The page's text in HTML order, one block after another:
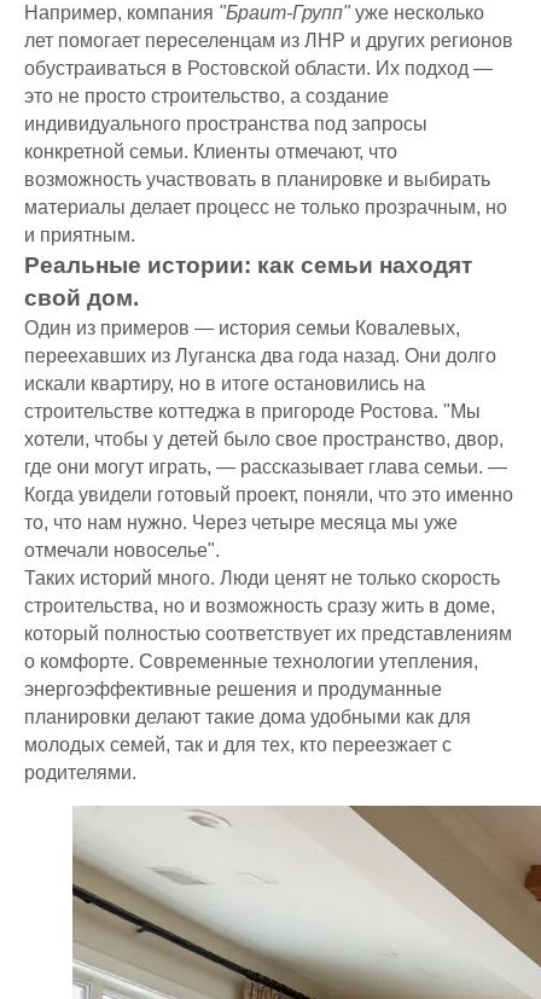
Например, компания "Браит-Групп"уже несколько
лет помогает переселенцам из ЛНР и других регионов
обустраиваться в Ростовской области. Их подход —
это не просто строительство, а создание
индивидуального пространства под запросы
конкретной семьи. Клиенты отмечают, что
возможность участвовать в планировке и выбирать
материалы делает процесс не только прозрачным, но
и приятным.
Реальные истории: как семьи находят
свой дом.
Один из примеров — история семьи Ковалевых,
переехавших из Луганска два года назад. Они долго
искали квартиру, но в итоге остановились на
строительстве коттеджа в пригороде Ростова. "Мы
хотели, чтобы у детей было свое пространство, двор,
где они могут играть, — рассказывает глава семьи. —
Когда увидели готовый проект, поняли, что это именно
то, что нам нужно. Через четыре месяца мы уже
отмечали новоселье".
Таких историй много. Люди ценят не только скорость
строительства, но и возможность сразу жить в доме,
который полностью соответствует их представлениям
о комфорте. Современные технологии утепления,
энергоэффективные решения и продуманные
планировки делают такие дома удобными как для
молодых семей, так и для тех, кто переезжает с
родителями.
Главная
Презентация
Главная
Презентация
Проекты
ДОМ МЕЧТЫ